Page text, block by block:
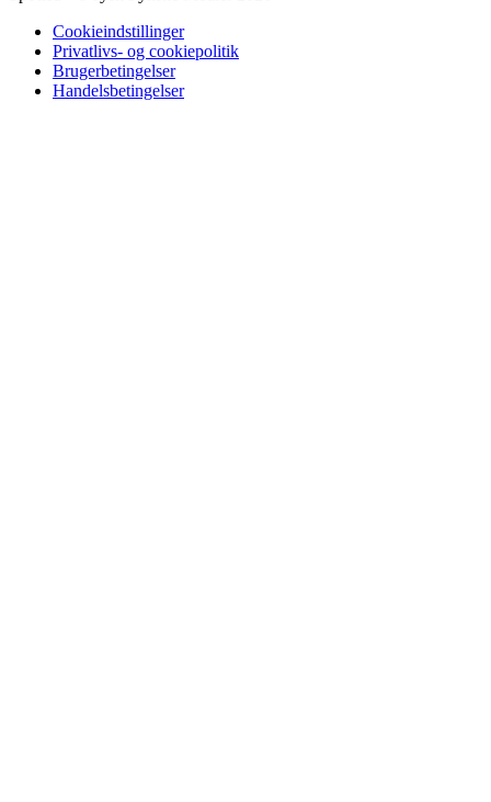
Cookieindstillinger
Privatlivs- og cookiepolitik
Brugerbetingelser
Handelsbetingelser